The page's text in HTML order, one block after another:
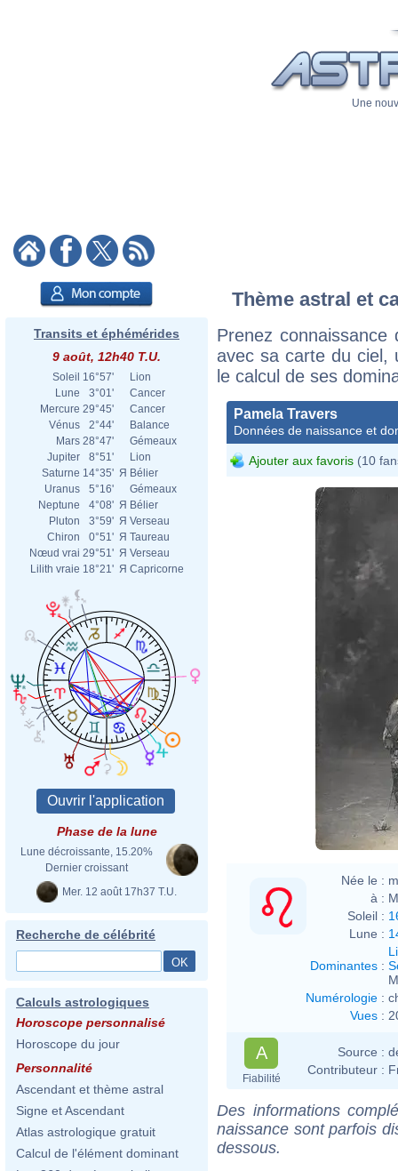
Une
Transits et éphémérides
9 août, 12h40 T.U.
Soleil 16°57'
Lion
Lune
3°01'
Cancer
Mercure 29°45'
Cancer
Vénus
2°44'
Balance
Mars 28°47'
Gémeaux
Jupiter
8°51'
Lion
Saturne 14°35' Я Bélier
Uranus
5°16'
Gémeaux
Neptune
4°08' Я Bélier
Pluton
3°59' Я Verseau
Chiron
0°51' Я Taureau
Nœud vrai 29°51' Я Verseau
Lilith vraie 18°21' Я Capricorne
Phase de la lune
Lune décroissante, 15.20%
Dernier croissant
Mer. 12 août 17h37 T.U.
Recherche de célébrité
Calculs astrologiques
Horoscope personnalisé
Horoscope du jour
Personnalité
Ascendant et thème astral
Signe et Ascendant
Atlas astrologique gratuit
Calcul de l'élément dominant
Thème astral et
Prenez
avec sa carte du ciel,
le calcul de ses
Pamela Travers
Données de naissance et
Ajouter aux favoris (10
Née le :
à :
Soleil :
Lune :
Dominantes :
Numérologie :
Vues :
A
Fiabilité
Source :
Contributeur :
Des informations
naissance sont parfois
dessous.